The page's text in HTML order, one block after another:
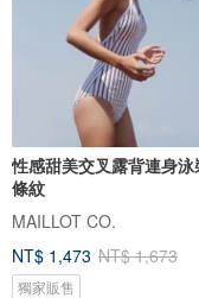
性感甜美交叉露背連身
條紋
MAILLOT CO.
NT$ 1,473 NT$ 1,673
獨家販售